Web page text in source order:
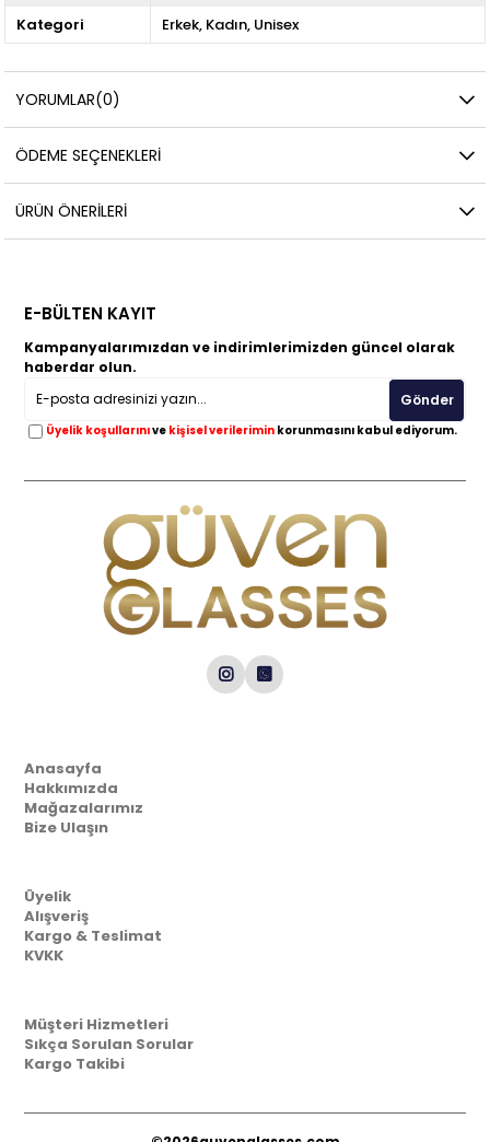
Kategori
Erkek Kadın Unisex
YORUMLAR(0)
ÖDEME SEÇENEKLERI
ÜRÜN ÖNERILERI
E-BÜLTEN KAYIT
Kampanyalarımızdan ve indirimlerimizden güncel olarak
haberdar olun.
Gönder
Üyelik koşullarınıve kişisel verilerimin korunmasını kabul ediyorum.
Anasayfa
Hakkımızda
Mağazalarımız
Bize Ulaşın
Üyelik
Alışveriş
Kargo & Teslimat
KVKK
Müşteri Hizmetleri
Sıkça Sorulan Sorular
Kargo Takibi